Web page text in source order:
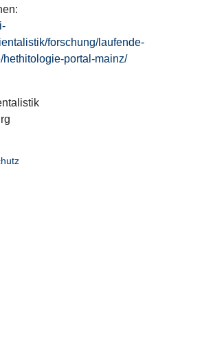
forschung/laufende-
portal-mainz/